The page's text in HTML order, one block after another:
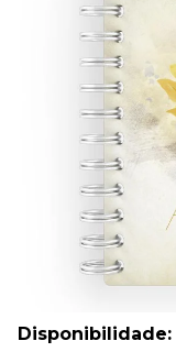
Disponibilidade: